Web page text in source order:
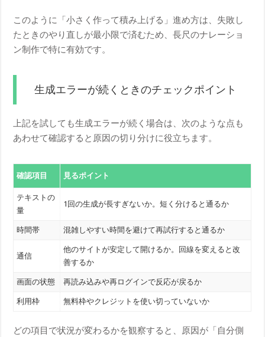
このように「小さく作って積み上げる」進め方は、失敗し
たときのやり直しが最小限で済むため、長尺のナレーショ
ン制作で特に有効です。
生成エラーが続くときのチェックポイント
上記を試しても生成エラーが続く場合は、次のような点も
あわせて確認すると原因の切り分けに役立ちます。
確認項目 見るポイント
テキストの
量
1回の生成が長すぎないか。短く分けると通るか
時間帯 混雑しやすい時間を避けて再試行すると通るか
通信
他のサイトが安定して開けるか。回線を変えると改
善するか
画面の状態 再読み込みや再ログインで反応が戻るか
利用枠 無料枠やクレジットを使い切っていないか
どの項目で状況が変わるかを観察すると、原因が「自分側